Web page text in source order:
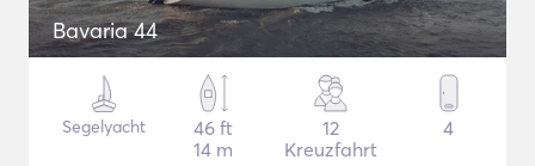
Bavaria 44
Segelyacht
46 ft
14 m
12
Kreuzfahrt
4